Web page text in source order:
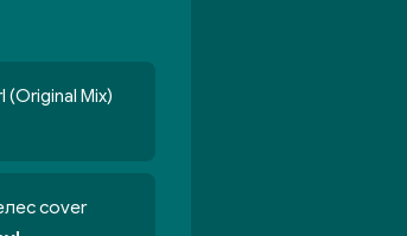
(Original Mix)
cover